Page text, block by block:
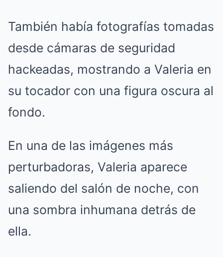
También había fotografías tomadas
desde cámaras de seguridad
hackeadas, mostrando a Valeria en
su tocador con una figura oscura al
fondo.
En una de las imágenes más
perturbadoras, Valeria aparece
saliendo del salón de noche, con
una sombra inhumana detrás de
ella.